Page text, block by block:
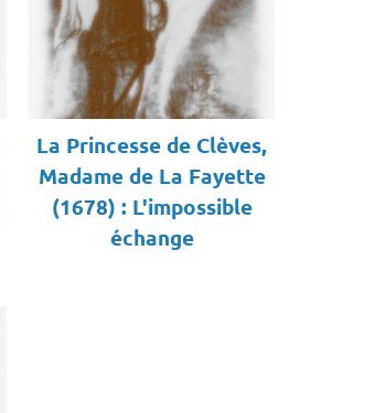
La Princesse de Clèves,
Madame de La Fayette
(1678) : L'impossible
échange